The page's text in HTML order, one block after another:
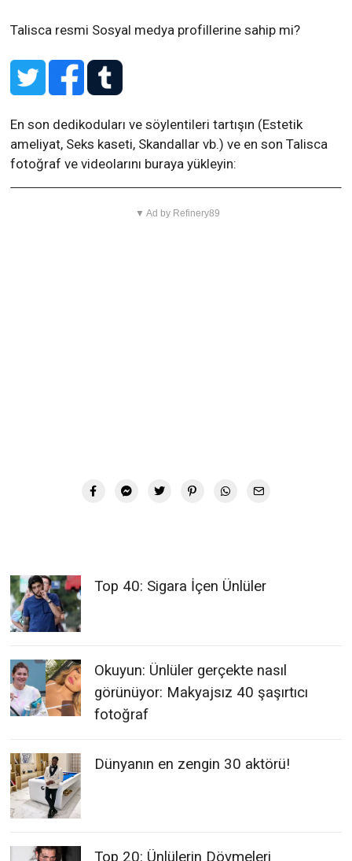
Talisca resmi Sosyal medya profillerine sahip mi?
En son dedikoduları ve söylentileri tartışın (Estetik
ameliyat, Seks kaseti, Skandallar vb.) ve en son Talisca
fotoğraf ve videolarını buraya yükleyin:
▼ Ad by Refinery89
Top 40: Sigara İçen Ünlüler
Okuyun: Ünlüler gerçekte nasıl
görünüyor: Makyajsız 40 şaşırtıcı
fotoğraf
Dünyanın en zengin 30 aktörü!
Top 20: Ünlülerin Dövmeleri